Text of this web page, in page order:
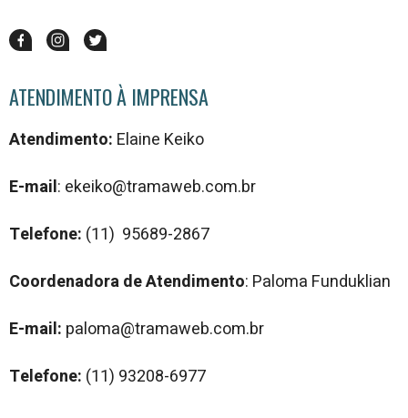
ATENDIMENTO À IMPRENSA
Atendimento: Elaine Keiko
E-mail: ekeiko@tramaweb.com.br
Telefone: (11) 95689-2867
Coordenadora de Atendimento: Paloma Funduklian
E-mail: paloma@tramaweb.com.br
Telefone: (11) 93208-6977